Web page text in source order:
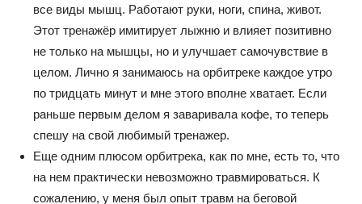
все виды мышц. Работают руки, ноги, спина, живот.
Этот тренажёр имитирует лыжню и влияет позитивно
не только на мышцы, но и улучшает самочувствие в
целом. Лично я занимаюсь на орбитреке каждое утро
по тридцать минут и мне этого вполне хватает. Если
раньше первым делом я заваривала кофе, то теперь
спешу на свой любимый тренажер.
Еще одним плюсом орбитрека, как по мне, есть то, что
на нем практически невозможно травмироваться. К
сожалению, у меня был опыт травм на беговой